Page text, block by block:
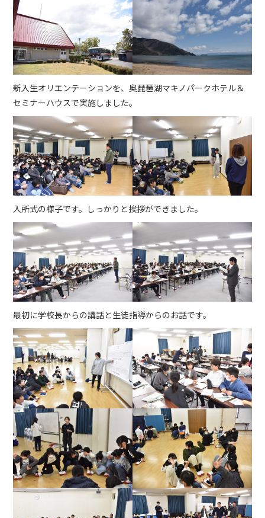
新入生オリエンテーションを、奥琵琶湖マキノパークホテル＆
セミナーハウスで実施しました。
入所式の様子です。しっかりと挨拶ができました。
最初に学校長からの講話と生徒指導からのお話です。